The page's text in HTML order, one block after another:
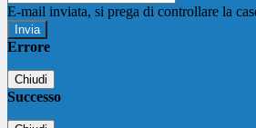
E-mail inviata, si prega di controllare la
Errore
Chiudi
Successo